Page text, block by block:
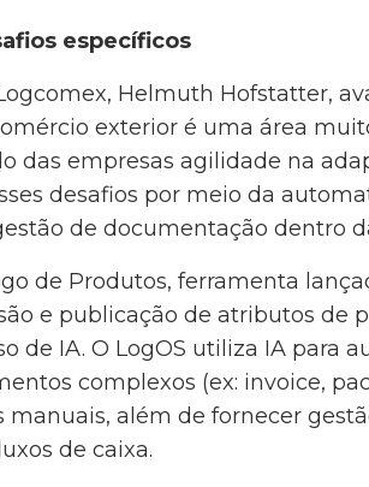
específicos
Helmuth Hofstatter,
exterior é uma área
das empresas agilidade na
desafios por meio da
de documentação dentro
de Produtos, ferramenta
e publicação de atributos
de IA. O LogOS utiliza IA para
complexos (ex: invoice,
além de fornecer
de caixa.